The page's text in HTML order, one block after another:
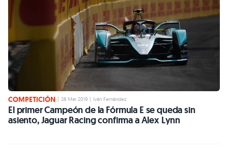
COMPETICIÓN 28 Mar 2019 Iván Fernández
El primer Campeón de la Fórmula E se queda sin
asiento, Jaguar Racing confirma a Alex Lynn